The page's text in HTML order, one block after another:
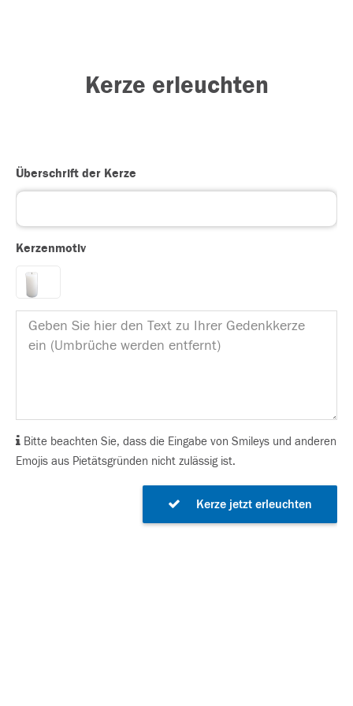
Kerze erleuchten
Überschrift der Kerze
Kerzenmotiv
Bitte beachten Sie, dass die Eingabe von Smileys und anderen
Emojis aus Pietätsgründen nicht zulässig ist.
Kerze jetzt erleuchten